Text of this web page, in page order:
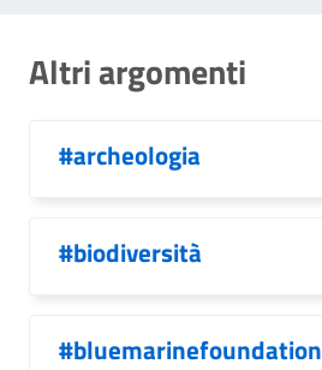
Altri argomenti
#archeologia
#biodiversità
#bluemarinefoundation